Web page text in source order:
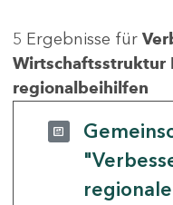
5 Ergebnisse für
Wirtschaftsstruktur
regionalbeihilfen